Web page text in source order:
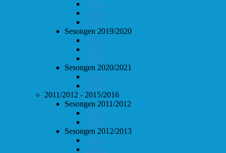
Follo 1
Follo 2
Follo 3
Sesongen 2019/2020
Follo 1
Follo 2
Follo 3
Sesongen 2020/2021
Follo 1
Follo 2
2011/2012 - 2015/2016
Sesongen 2011/2012
Follo 1
Follo 2
Sesongen 2012/2013
Follo 1
Follo 2